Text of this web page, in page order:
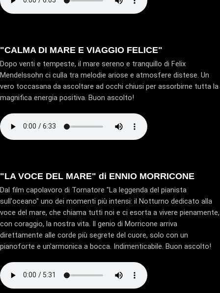
"CALMA DI MARE E VIAGGIO FELICE"
Dopo venti e tempeste, il mare sereno e tranquillo di Felix
Mendelssohn ci culla tra melodie ariose e atmosfere distese. Un
vero toccasana da ascoltare ad occhi chiusi per assorbirne tutta la
magnifica energia positiva. Buon ascolto!
"LA VOCE DEL MARE" di ENNIO MORRICONE
Dal film capolavoro di Tornatore "La leggenda del pianista
sull'oceano" uno dei momenti più intensi: il Notturno dedicato alla
voce del mare, che chiama tutti noi e ci esorta a vivere pienamente,
con coraggio, la nostra vita. Il genio di Morricone arriva
direttamente alle corde più segrete del cuore, solo con un
pianoforte e un'armonica a bocca. Indimenticabile. Buon ascolto!